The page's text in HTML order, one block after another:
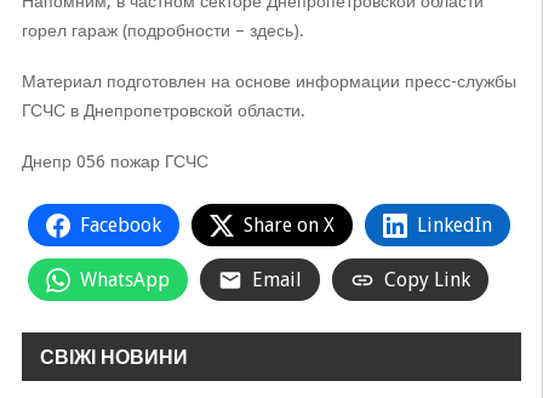
горел гараж (подробности – здесь).
Материал подготовлен на основе информации пресс-службы
ГСЧС в Днепропетровской области.
Днепр 056 пожар ГСЧС
Facebook Share on X LinkedIn
WhatsApp Email Copy Link
СВІЖІ НОВИНИ